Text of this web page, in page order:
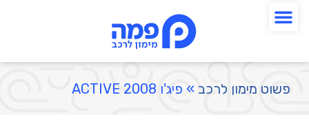
פשוט מימון לרכב » פיג'ו 2008 ACTIVE